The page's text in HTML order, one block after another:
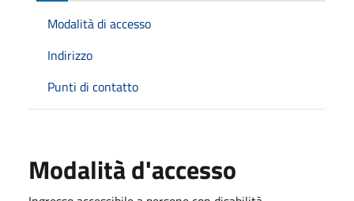
Modalità di accesso
Indirizzo
Punti di contatto
Modalità d'accesso